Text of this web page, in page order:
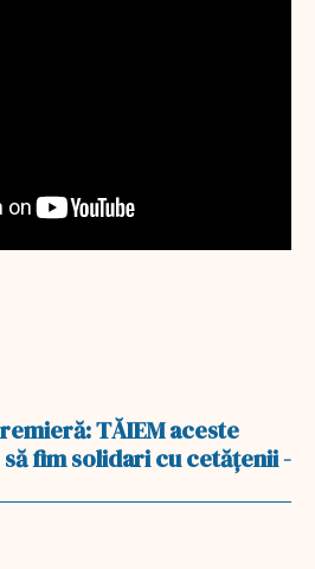
TĂIEM aceste
fim solidari cu cetăţenii -